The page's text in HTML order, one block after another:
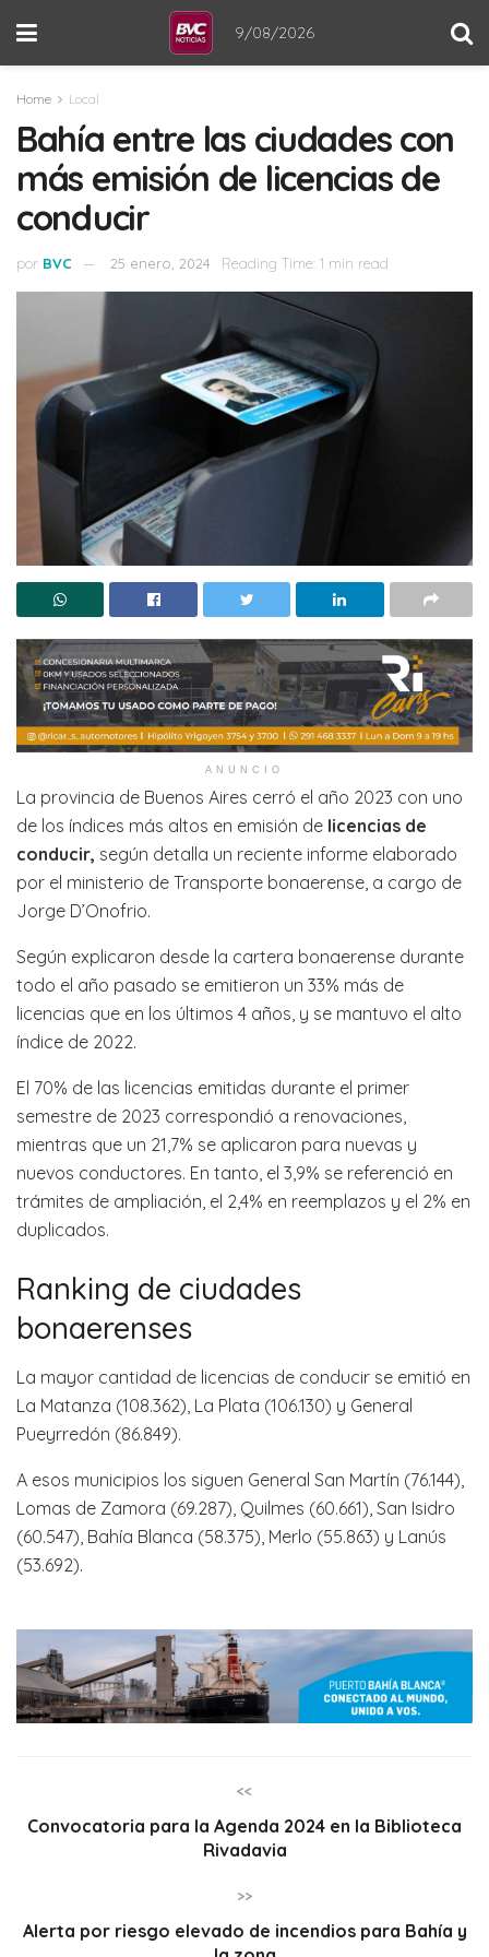
9/08/2026
Home Local
Bahía entre las ciudades con
más emisión de licencias de
conducir
por BVC 25 enero, 2024 Reading Time: 1 min read
ANUNCIO
La provincia de Buenos Aires cerró el año 2023 con uno
de los índices más altos en emisión de licencias de
conducir, según detalla un reciente informe elaborado
por el ministerio de Transporte bonaerense, a cargo de
Jorge D’Onofrio.
Según explicaron desde la cartera bonaerense durante
todo el año pasado se emitieron un 33% más de
licencias que en los últimos 4 años, y se mantuvo el alto
índice de 2022.
El 70% de las licencias emitidas durante el primer
semestre de 2023 correspondió a renovaciones,
mientras que un 21,7% se aplicaron para nuevas y
nuevos conductores. En tanto, el 3,9% se referenció en
trámites de ampliación, el 2,4% en reemplazos y el 2% en
duplicados.
Ranking de ciudades
bonaerenses
La mayor cantidad de licencias de conducir se emitió en
La Matanza (108.362), La Plata (106.130) y General
Pueyrredón (86.849).
A esos municipios los siguen General San Martín (76.144),
Lomas de Zamora (69.287), Quilmes (60.661), San Isidro
(60.547), Bahía Blanca (58.375), Merlo (55.863) y Lanús
(53.692).
<<
Convocatoria para la Agenda 2024 en la Biblioteca
Rivadavia
>>
Alerta por riesgo elevado de incendios para Bahía y